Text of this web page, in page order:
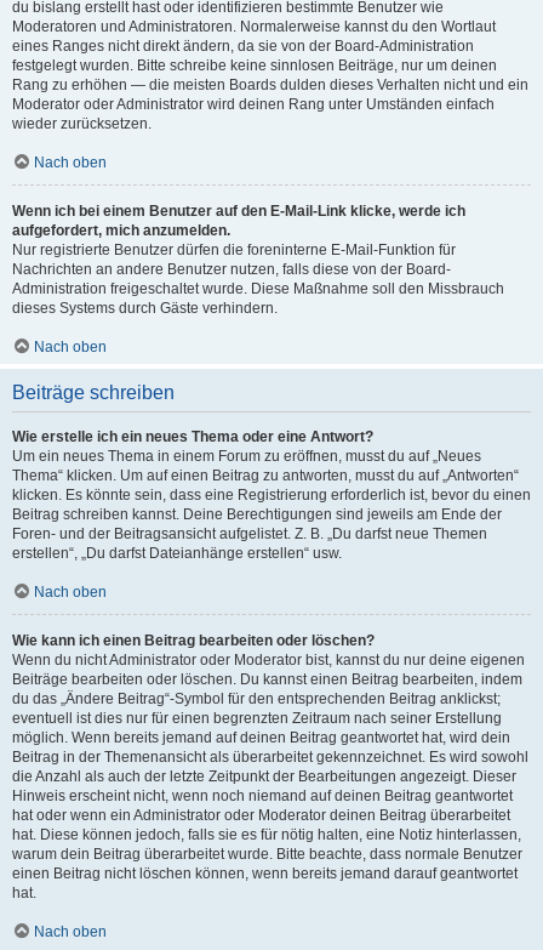
du bislang erstellt hast oder identifizieren bestimmte Benutzer wie
Moderatoren und Administratoren. Normalerweise kannst du den Wortlaut
eines Ranges nicht direkt ändern, da sie von der Board-Administration
festgelegt wurden. Bitte schreibe keine sinnlosen Beiträge, nur um deinen
Rang zu erhöhen — die meisten Boards dulden dieses Verhalten nicht und ein
Moderator oder Administrator wird deinen Rang unter Umständen einfach
wieder zurücksetzen.
Nach oben
Wenn ich bei einem Benutzer auf den E-Mail-Link klicke, werde ich
aufgefordert, mich anzumelden.
Nur registrierte Benutzer dürfen die foreninterne E-Mail-Funktion für
Nachrichten an andere Benutzer nutzen, falls diese von der Board-
Administration freigeschaltet wurde. Diese Maßnahme soll den Missbrauch
dieses Systems durch Gäste verhindern.
Nach oben
Beiträge schreiben
Wie erstelle ich ein neues Thema oder eine Antwort?
Um ein neues Thema in einem Forum zu eröffnen, musst du auf „Neues
Thema“ klicken. Um auf einen Beitrag zu antworten, musst du auf „Antworten“
klicken. Es könnte sein, dass eine Registrierung erforderlich ist, bevor du einen
Beitrag schreiben kannst. Deine Berechtigungen sind jeweils am Ende der
Foren- und der Beitragsansicht aufgelistet. Z. B. „Du darfst neue Themen
erstellen“, „Du darfst Dateianhänge erstellen“ usw.
Nach oben
Wie kann ich einen Beitrag bearbeiten oder löschen?
Wenn du nicht Administrator oder Moderator bist, kannst du nur deine eigenen
Beiträge bearbeiten oder löschen. Du kannst einen Beitrag bearbeiten, indem
du das „Ändere Beitrag“-Symbol für den entsprechenden Beitrag anklickst;
eventuell ist dies nur für einen begrenzten Zeitraum nach seiner Erstellung
möglich. Wenn bereits jemand auf deinen Beitrag geantwortet hat, wird dein
Beitrag in der Themenansicht als überarbeitet gekennzeichnet. Es wird sowohl
die Anzahl als auch der letzte Zeitpunkt der Bearbeitungen angezeigt. Dieser
Hinweis erscheint nicht, wenn noch niemand auf deinen Beitrag geantwortet
hat oder wenn ein Administrator oder Moderator deinen Beitrag überarbeitet
hat. Diese können jedoch, falls sie es für nötig halten, eine Notiz hinterlassen,
warum dein Beitrag überarbeitet wurde. Bitte beachte, dass normale Benutzer
einen Beitrag nicht löschen können, wenn bereits jemand darauf geantwortet
hat.
Nach oben